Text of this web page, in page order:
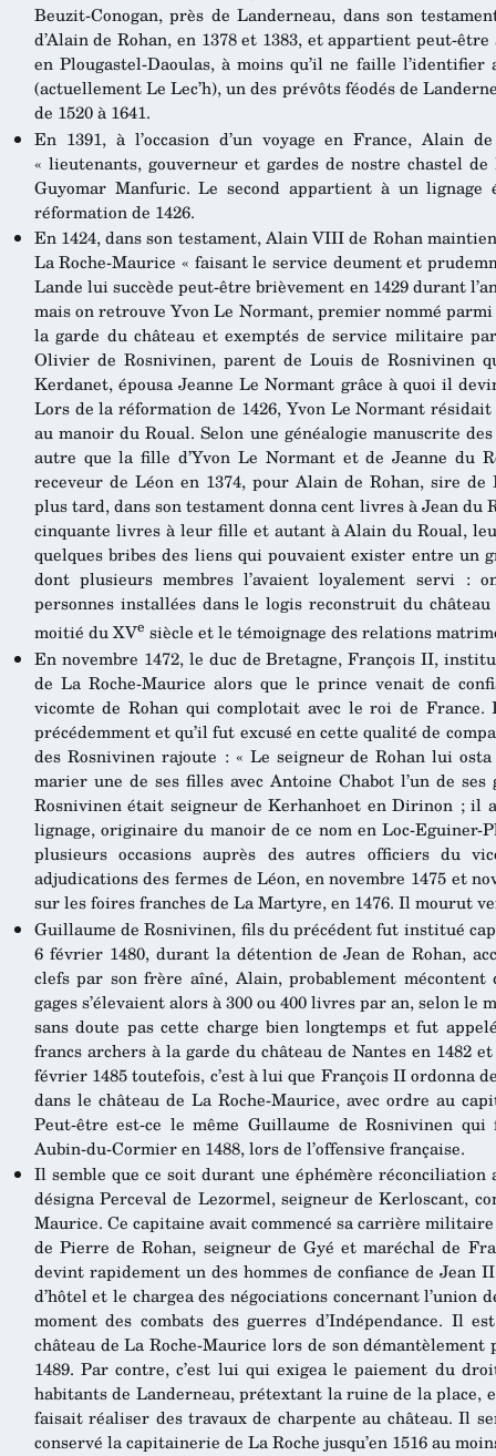
Beuzit-Conogan, près de Landerneau, dans son
d’Alain de Rohan, en 1378 et 1383, et appartient peut-
en Plougastel-Daoulas, à moins qu’il ne faille
(actuellement Le Lec’h), un des prévôts féodés de
de 1520 à 1641.
En 1391, à l’occasion d’un voyage en France, Alain
« lieutenants, gouverneur et gardes de nostre chastel
Guyomar Manfuric. Le second appartient à un
réformation de 1426.
En 1424, dans son testament, Alain VIII de Rohan
La Roche-Maurice « faisant le service deument et
Lande lui succède peut-être brièvement en 1429 durant
mais on retrouve Yvon Le Normant, premier nommé parmi
la garde du château et exemptés de service militaire
Olivier de Rosnivinen, parent de Louis de Rosnivinen
Kerdanet, épousa Jeanne Le Normant grâce à quoi il
Lors de la réformation de 1426, Yvon Le Normant
au manoir du Roual. Selon une généalogie manuscrite
autre que la fille d’Yvon Le Normant et de Jeanne du
receveur de Léon en 1374, pour Alain de Rohan, sire
plus tard, dans son testament donna cent livres à Jean du
cinquante livres à leur fille et autant à Alain du Roual,
quelques bribes des liens qui pouvaient exister entre un
dont plusieurs membres l’avaient loyalement servi :
personnes installées dans le logis reconstruit du
moitié du XVe siècle et le témoignage des relations
En novembre 1472, le duc de Bretagne, François II,
de La Roche-Maurice alors que le prince venait de
vicomte de Rohan qui complotait avec le roi de France.
précédemment et qu’il fut excusé en cette qualité de
des Rosnivinen rajoute : « Le seigneur de Rohan lui osta
marier une de ses filles avec Antoine Chabot l’un de
Rosnivinen était seigneur de Kerhanhoet en Dirinon ; il
lignage, originaire du manoir de ce nom en Loc-
plusieurs occasions auprès des autres officiers du
adjudications des fermes de Léon, en novembre 1475 et
sur les foires franches de La Martyre, en 1476. Il mourut
Guillaume de Rosnivinen, fils du précédent fut institué
6 février 1480, durant la détention de Jean de Rohan,
clefs par son frère aîné, Alain, probablement
gages s’élevaient alors à 300 ou 400 livres par an, selon le
sans doute pas cette charge bien longtemps et fut
francs archers à la garde du château de Nantes en 1482
février 1485 toutefois, c’est à lui que François II ordonna
dans le château de La Roche-Maurice, avec ordre au
Peut-être est-ce le même Guillaume de Rosnivinen
Aubin-du-Cormier en 1488, lors de l’offensive française.
Il semble que ce soit durant une éphémère réconciliation
désigna Perceval de Lezormel, seigneur de Kerloscant,
Maurice. Ce capitaine avait commencé sa carrière militaire
de Pierre de Rohan, seigneur de Gyé et maréchal de
devint rapidement un des hommes de confiance de Jean
d’hôtel et le chargea des négociations concernant l’union
moment des combats des guerres d’Indépendance. Il
château de La Roche-Maurice lors de son
1489. Par contre, c’est lui qui exigea le paiement du
habitants de Landerneau, prétextant la ruine de la place,
faisait réaliser des travaux de charpente au château. Il
conservé la capitainerie de La Roche jusqu’en 1516 au